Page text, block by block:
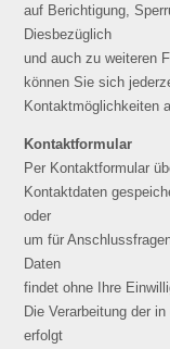
auf Berichtigung,
Diesbezüglich
und auch zu weiteren
können Sie sich
Kontaktmöglichkeiten
Kontaktformular
Per Kontaktformular
Kontaktdaten
oder
um für
Daten
findet ohne Ihre
Die Verarbeitung der
erfolgt